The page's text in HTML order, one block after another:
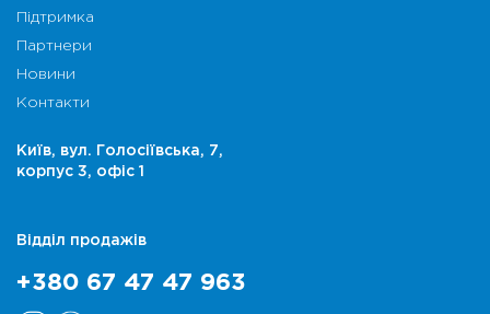
Підтримка
Партнери
Новини
Контакти
Київ, вул. Голосіївська, 7,
корпус 3, офіс 1
Відділ продажів
+380 67 47 47 963